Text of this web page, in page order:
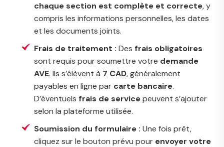
chaque section est complète et correcte, y
compris les informations personnelles, les dates
et les documents joints.
Frais de traitement : Des frais obligatoires
sont requis pour soumettre votre demande
AVE. Ils s’élèvent à 7 CAD, généralement
payables en ligne par carte bancaire.
D’éventuels frais de servicepeuvent s’ajouter
selon la plateforme utilisée.
Soumission du formulaire : Une fois prêt,
cliquez sur le bouton prévu pour envoyer votre